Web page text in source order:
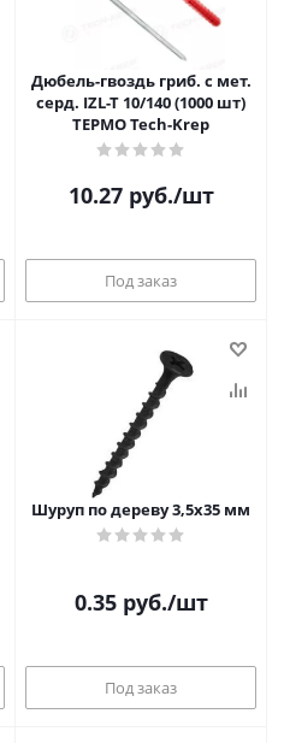
Дюбель-гвоздь гриб. с мет.
серд. IZL-T 10/140 (1000 шт)
ТЕРМО Tech-Krep
10.27руб./шт
Под заказ
Шуруп по дереву 3,5х35 мм
0.35руб./шт
Под заказ